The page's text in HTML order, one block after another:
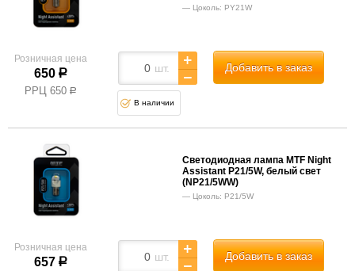
Цоколь: PY21W
Розничная цена
650 р
РРЦ 650 р
шт. Добавить в заказ
В наличии
Светодиодная лампа MTF Night
Assistant P21/5W, белый свет
(NP21/5WW)
Цоколь: P21/5W
Розничная цена
657 р шт. Добавить в заказ